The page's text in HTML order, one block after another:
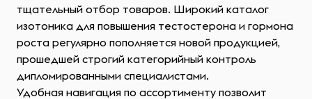
тщательный отбор товаров. Широкий каталог
изотоника для повышения тестостерона и гормона
роста регулярно пополняется новой продукцией,
прошедшей строгий категорийный контроль
дипломированными специалистами.
Удобная навигация по ассортименту позволит